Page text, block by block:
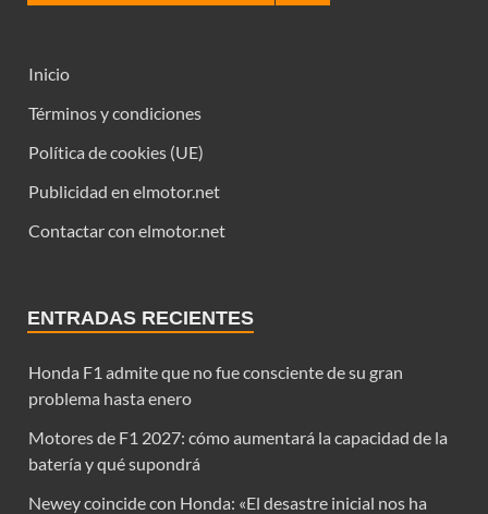
Inicio
Términos y condiciones
Política de cookies (UE)
Publicidad en elmotor.net
Contactar con elmotor.net
ENTRADAS RECIENTES
Honda F1 admite que no fue consciente de su gran
problema hasta enero
Motores de F1 2027: cómo aumentará la capacidad de la
batería y qué supondrá
Newey coincide con Honda: «El desastre inicial nos ha